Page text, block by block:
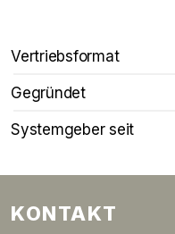
Vertriebsformat
Gegründet
Systemgeber seit
KONTAKT